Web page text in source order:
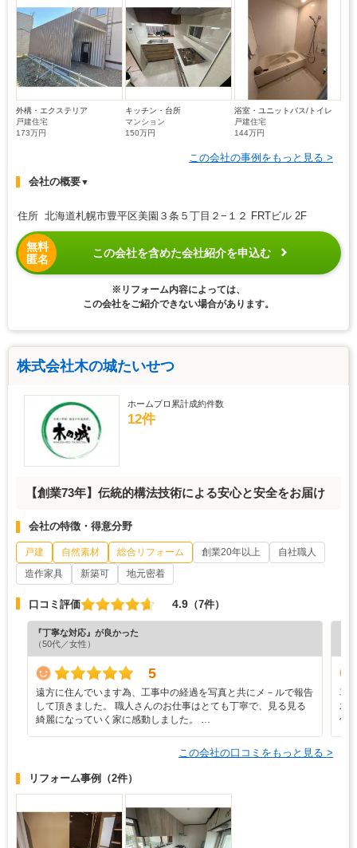
外構・エクステリア
戸建住宅
173万円
キッチン・台所
マンション
150万円
浴室・ユニットバス/トイレ
戸建住宅
144万円
この会社の事例をもっと見る >
会社の概要▼
住所 北海道札幌市豊平区美園３条５丁目２−１２ FRTビル 2F
無料
匿名
この会社を含めた会社紹介を申込む
※リフォーム内容によっては、
この会社をご紹介できない場合があります。
株式会社木の城たいせつ
ホームプロ累計成約件数
12件
【創業73年】伝統的構法技術による安心と安全をお届け
会社の特徴・得意分野
戸建 自然素材 総合リフォーム 創業20年以上
自社職人
造作家具
新築可 地元密着
口コミ評価 4.9 （7件）
『丁寧な対応』が良かった
（50代／女性）
5
遠方に住んでいます為、工事中の経過を写真と共にメ－ルで報告
して頂きました。 職人さんのお仕事はとても丁寧で、見る見る
綺麗になっていく家に感動しました。 …
車
木
保
この会社の口コミをもっと見る >
リフォーム事例 （2件）